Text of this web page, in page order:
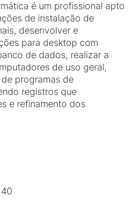
é um profissional apto
de instalação de
desenvolver e
para desktop com
de dados, realizar a
de uso geral,
programas de
registros que
e refinamento dos